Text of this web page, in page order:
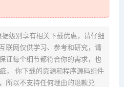
级别享有相关下载优惠，请仔细
联网仅供学习、参考和研究，请
证每个细节都符合你的需求，也
， 你下载的资源和程序源码组件
所以不支持任何理由的退款兑